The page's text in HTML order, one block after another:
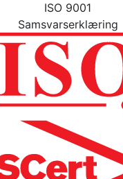
ISO 9001
Samsvarserklæring